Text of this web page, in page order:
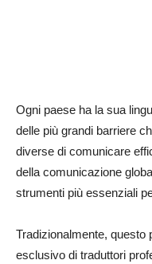
Ogni paese ha la sua
delle più grandi barriere
diverse di comunicare
della comunicazione
strumenti più essenziali
Tradizionalmente, questo
esclusivo di traduttori